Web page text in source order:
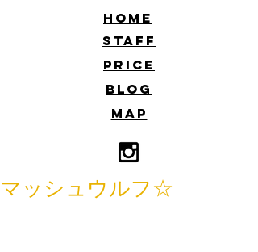
​HOME
​STAFF
​PRICE
​BLOG
​MAP
マッシュウルフ☆